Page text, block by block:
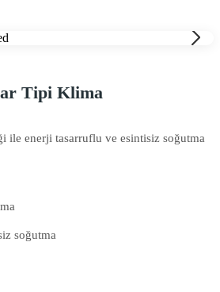
Tipi Klima
ile enerji tasarruflu ve esintisiz soğutma
soğutma